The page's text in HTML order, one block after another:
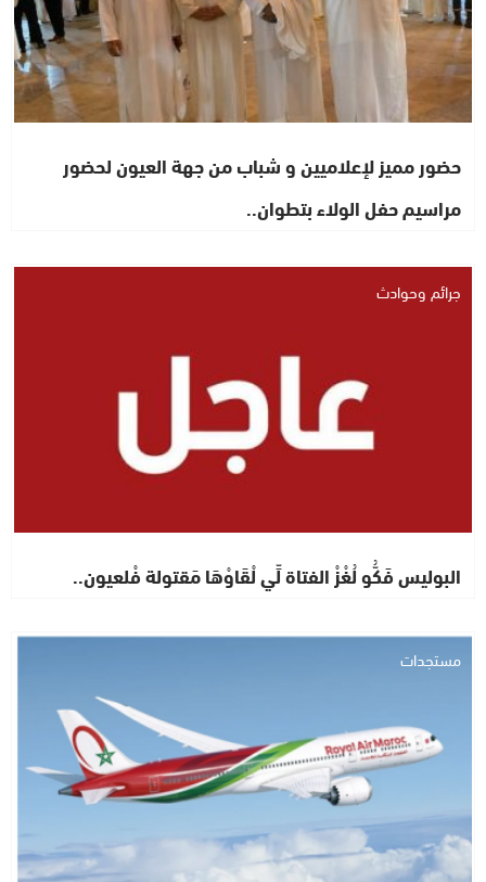
حضور مميز لإعلاميين و شباب من جهة العيون لحضور
مراسيم حفل الولاء بتطوان..
جرائم وحوادث
البوليس فَكُّو لُغْزْ الفتاة لِّي لْقَاوْهَا مَقتولة فْلعيون..
مستجدات